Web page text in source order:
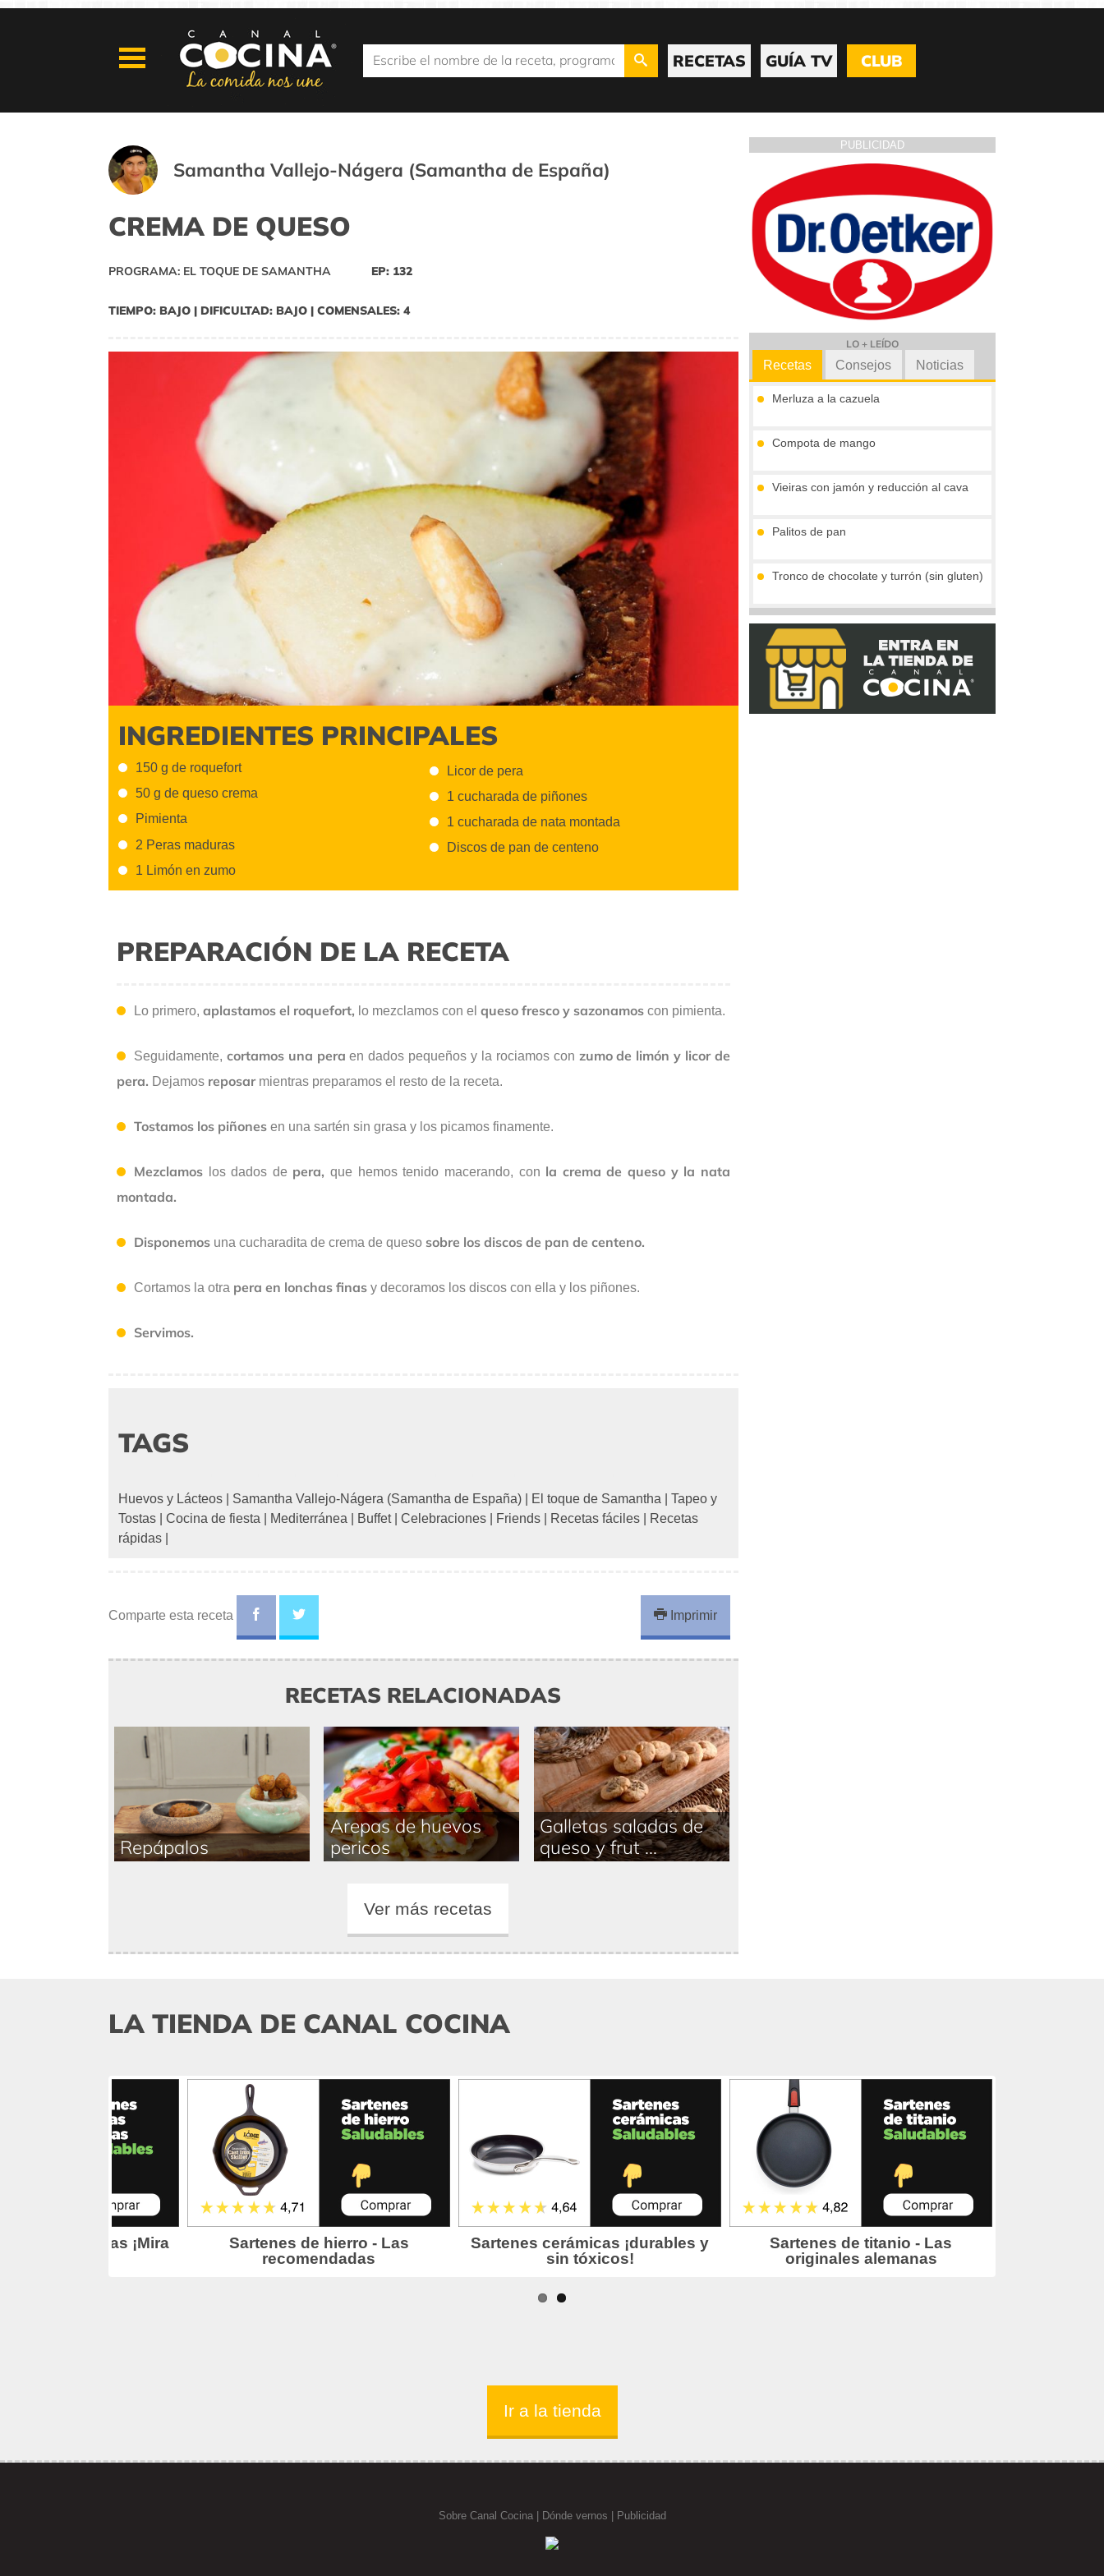
RECETAS GUÍA TV CLUB
Samantha Vallejo-Nágera (Samantha de España)
CREMA DE QUESO
PROGRAMA: EL TOQUE DE SAMANTHA EP: 132
TIEMPO: BAJO | DIFICULTAD: BAJO | COMENSALES: 4
INGREDIENTES PRINCIPALES
150 g de roquefort
50 g de queso crema
Pimienta
2 Peras maduras
1 Limón en zumo
Licor de pera
1 cucharada de piñones
1 cucharada de nata montada
Discos de pan de centeno
PREPARACIÓN DE LA RECETA
Lo primero, aplastamos el roquefort, lo mezclamos con el queso fresco y sazonamos con pimienta.
Seguidamente, cortamos una pera en dados pequeños y la rociamos con zumo de limón y licor de
pera. Dejamos reposar mientras preparamos el resto de la receta.
Tostamos los piñones en una sartén sin grasa y los picamos finamente.
Mezclamos los dados de pera,que hemos tenido macerando, con la crema de queso y la nata
montada.
Disponemos una cucharadita de crema de queso sobre los discos de pan de centeno.
Cortamos la otra pera en lonchas finas y decoramos los discos con ella y los piñones.
Servimos.
TAGS
Huevos y Lácteos Samantha Vallejo-Nágera (Samantha de España) El toque de Samantha
Tapeo y
Tostas
Cocina de fiesta Mediterránea Buffet| Celebraciones Friends Recetas fáciles
Recetas
rápidas
Comparte esta receta Imprimir
RECETAS RELACIONADAS
Repápalos
Arepas de huevos
pericos
Galletas saladas de
queso y frut ...
Ver más recetas
PUBLICIDAD
LO + LEÍDO
Recetas
Merluza a la cazuela
Compota de mango
Vieiras con jamón y reducción al cava
Palitos de pan
Tronco de chocolate y turrón (sin gluten)
Crema de boletus y huevo de codorniz
Consejos Noticias
LA TIENDA DE CANAL COCINA
Ir a la tienda
Sobre Canal Cocina| Dónde vernos | Publicidad